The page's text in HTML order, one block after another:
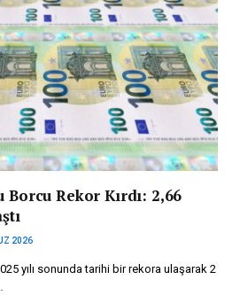
Borcu Rekor Kırdı: 2,66
2026
yılı sonunda tarihi bir rekora ulaşarak 2